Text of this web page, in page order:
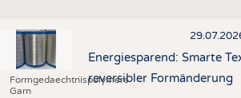
Formgedaechtnispolymere
Garn
Energiesparend: Smarte
reversibler Formänderung